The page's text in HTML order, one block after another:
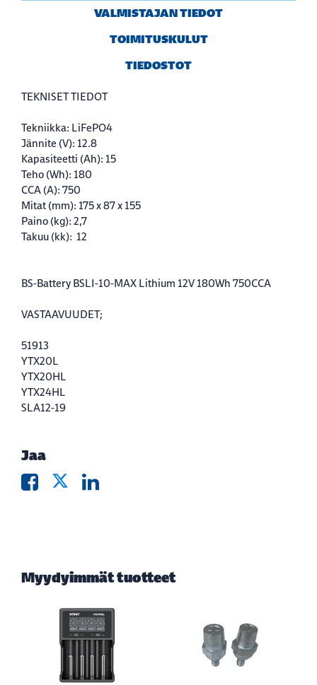
VALMISTAJAN TIEDOT
TOIMITUSKULUT
TIEDOSTOT
TEKNISET TIEDOT
Tekniikka: LiFePO4
Jännite (V): 12.8
Kapasiteetti (Ah): 15
Teho (Wh): 180
CCA (A): 750
Mitat (mm): 175 x 87 x 155
Paino (kg): 2,7
Takuu (kk): 12
BS-Battery BSLI-10-MAX Lithium 12V 180Wh 750CCA
VASTAAVUUDET;
51913
YTX20L
YTX20HL
YTX24HL
SLA12-19
Jaa
Myydyimmät tuotteet